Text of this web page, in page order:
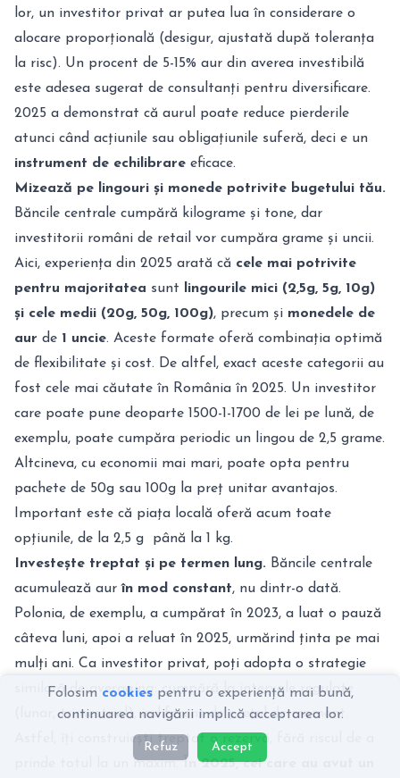
lor, un investitor privat ar putea lua în considerare o
alocare proporțională (desigur, ajustată după toleranța
la risc). Un procent de 5-15% aur din averea investibilă
este adesea sugerat de consultanți pentru diversificare.
2025 a demonstrat că aurul poate reduce pierderile
atunci când acțiunile sau obligațiunile suferă, deci e un
instrument de echilibrare eficace.
Mizează pe lingouri și monede potrivite bugetului tău.
Băncile centrale cumpără kilograme și tone, dar
investitorii români de retail vor cumpăra grame și uncii.
Aici, experiența din 2025 arată că cele mai potrivite
pentru majoritatea sunt lingourile mici (2,5g, 5g, 10g)
și cele medii (20g, 50g, 100g), precum și monedele de
aur de 1 uncie. Aceste formate oferă combinația optimă
de flexibilitate și cost. De altfel, exact aceste categorii au
fost cele mai căutate în România în 2025. Un investitor
care poate pune deoparte 1500-1-1700 de lei pe lună, de
exemplu, poate cumpăra periodic un lingou de 2,5 grame.
Altcineva, cu economii mai mari, poate opta pentru
pachete de 50g sau 100g la preț unitar avantajos.
Important este că piața locală oferă acum toate
opțiunile, de la 2,5 g până la 1 kg.
Investește treptat și pe termen lung. Băncile centrale
acumulează aurîn mod constant, nu dintr-o dată.
Polonia, de exemplu, a cumpărat în 2023, a luat o pauză
câteva luni, apoi a reluat în 2025, urmărind ținta pe mai
mulți ani. Ca investitor privat, poți adopta o strategie
similară deaveraging : cumpără la intervale regulate
(lunar, trimestrial), indiferent de prețul de moment.
Astfel, îți construiești treptat o rezervă, fără riscul de a
prinde totul la un maxim.În 2025, cei care au avut un
Folosim cookies pentru o experiență mai bună,
continuarea navigării implică acceptarea lor.
Refuz Accept